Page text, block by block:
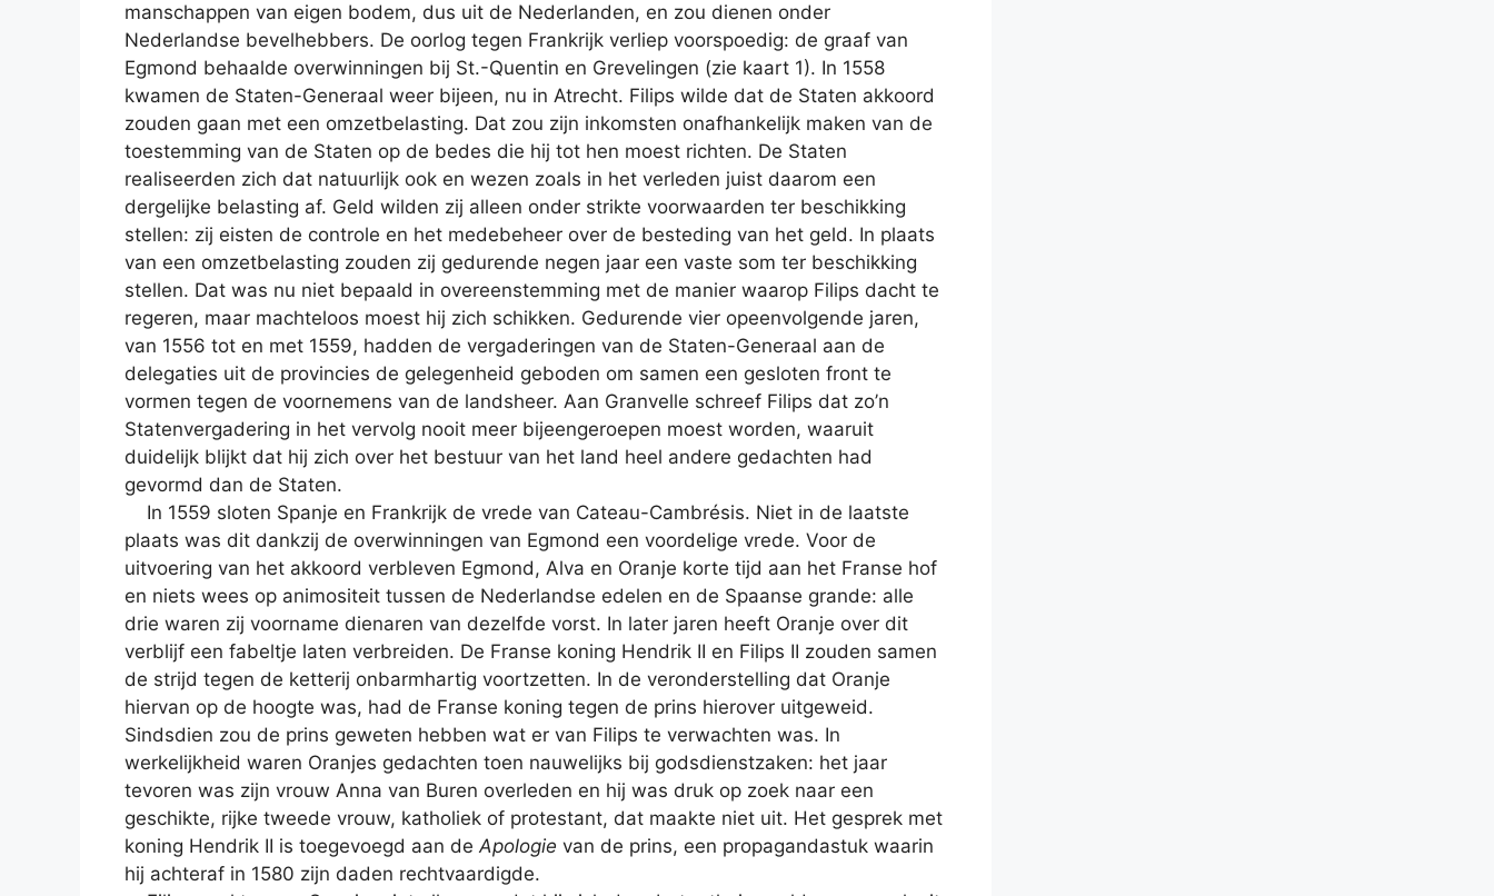
manschappen van eigen bodem, dus uit de Nederlanden, en zou dienen onder
Nederlandse bevelhebbers. De oorlog tegen Frankrijk verliep voorspoedig: de graaf van
Egmond behaalde overwinningen bij St.-Quentin en Grevelingen (zie kaart 1). In 1558
kwamen de Staten-Generaal weer bijeen, nu in Atrecht. Filips wilde dat de Staten akkoord
zouden gaan met een omzetbelasting. Dat zou zijn inkomsten onafhankelijk maken van de
toestemming van de Staten op de bedes die hij tot hen moest richten. De Staten
realiseerden zich dat natuurlijk ook en wezen zoals in het verleden juist daarom een
dergelijke belasting af. Geld wilden zij alleen onder strikte voorwaarden ter beschikking
stellen: zij eisten de controle en het medebeheer over de besteding van het geld. In plaats
van een omzetbelasting zouden zij gedurende negen jaar een vaste som ter beschikking
stellen. Dat was nu niet bepaald in overeenstemming met de manier waarop Filips dacht te
regeren, maar machteloos moest hij zich schikken. Gedurende vier opeenvolgende jaren,
van 1556 tot en met 1559, hadden de vergaderingen van de Staten-Generaal aan de
delegaties uit de provincies de gelegenheid geboden om samen een gesloten front te
vormen tegen de voornemens van de landsheer. Aan Granvelle schreef Filips dat zo’n
Statenvergadering in het vervolg nooit meer bijeengeroepen moest worden, waaruit
duidelijk blijkt dat hij zich over het bestuur van het land heel andere gedachten had
gevormd dan de Staten.
In 1559 sloten Spanje en Frankrijk de vrede van Cateau-Cambrésis. Niet in de laatste
plaats was dit dankzij de overwinningen van Egmond een voordelige vrede. Voor de
uitvoering van het akkoord verbleven Egmond, Alva en Oranje korte tijd aan het Franse hof
en niets wees op animositeit tussen de Nederlandse edelen en de Spaanse grande: alle
drie waren zij voorname dienaren van dezelfde vorst. In later jaren heeft Oranje over dit
verblijf een fabeltje laten verbreiden. De Franse koning Hendrik II en Filips II zouden samen
de strijd tegen de ketterij onbarmhartig voortzetten. In de veronderstelling dat Oranje
hiervan op de hoogte was, had de Franse koning tegen de prins hierover uitgeweid.
Sindsdien zou de prins geweten hebben wat er van Filips te verwachten was. In
werkelijkheid waren Oranjes gedachten toen nauwelijks bij godsdienstzaken: het jaar
tevoren was zijn vrouw Anna van Buren overleden en hij was druk op zoek naar een
geschikte, rijke tweede vrouw, katholiek of protestant, dat maakte niet uit. Het gesprek met
koning Hendrik II is toegevoegd aan deApologie van de prins, een propagandastuk waarin
hij achteraf in 1580 zijn daden rechtvaardigde.